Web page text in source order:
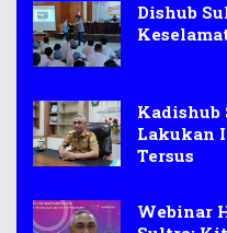
Dishub
Kadishub
Lakukan
Tersus
Webinar